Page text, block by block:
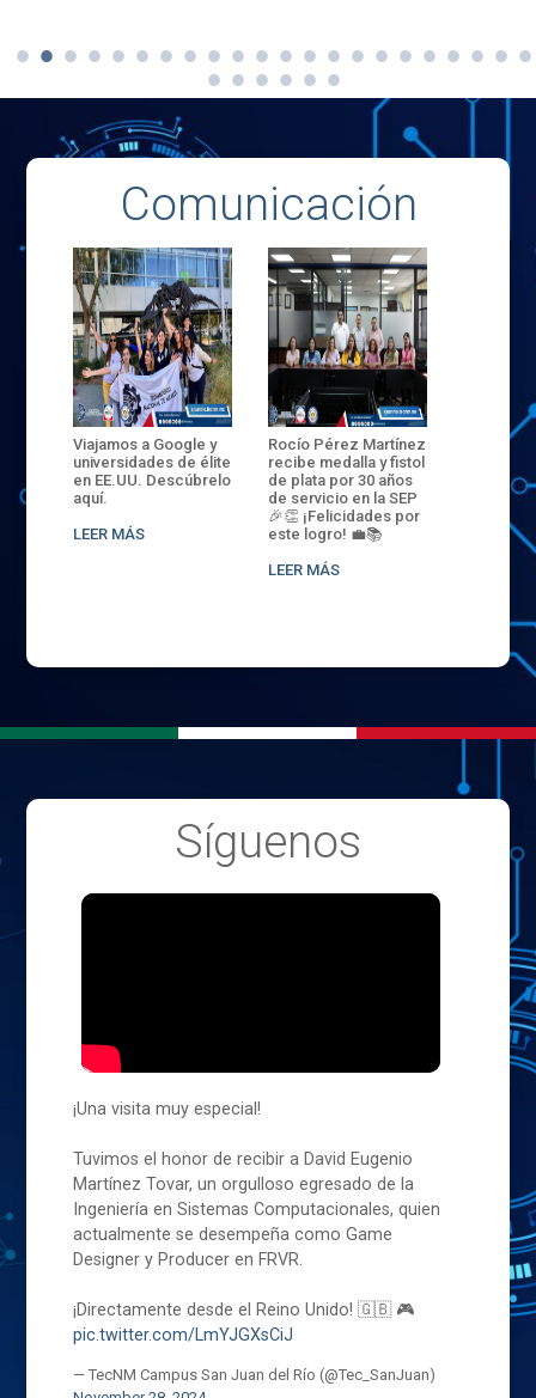
Comunicación
Viajamos a Google y
universidades de élite
en EE.UU. Descúbrelo
aquí.
LEER MÁS
Rocío Pérez Martínez
recibe medalla y fistol
de plata por 30 años
de servicio en la SEP
🎉👏 ¡Felicidades por
este logro! 💼📚
LEER MÁS
ENECB-
del
batalla.
32
sede
Síguenos
¡Una visita muy especial!
Tuvimos el honor de recibir a David Eugenio
Martínez Tovar, un orgulloso egresado de la
Ingeniería en Sistemas Computacionales, quien
actualmente se desempeña como Game
Designer y Producer en FRVR.
¡Directamente desde el Reino Unido! 🇬🇧 🎮
pic.twitter.com/LmYJGXsCiJ
— TecNM Campus San Juan del Río (@Tec_SanJuan)